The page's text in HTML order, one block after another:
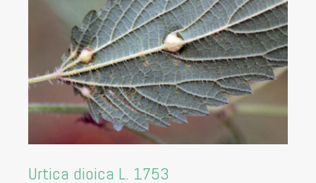
Urtica dioica L. 1753